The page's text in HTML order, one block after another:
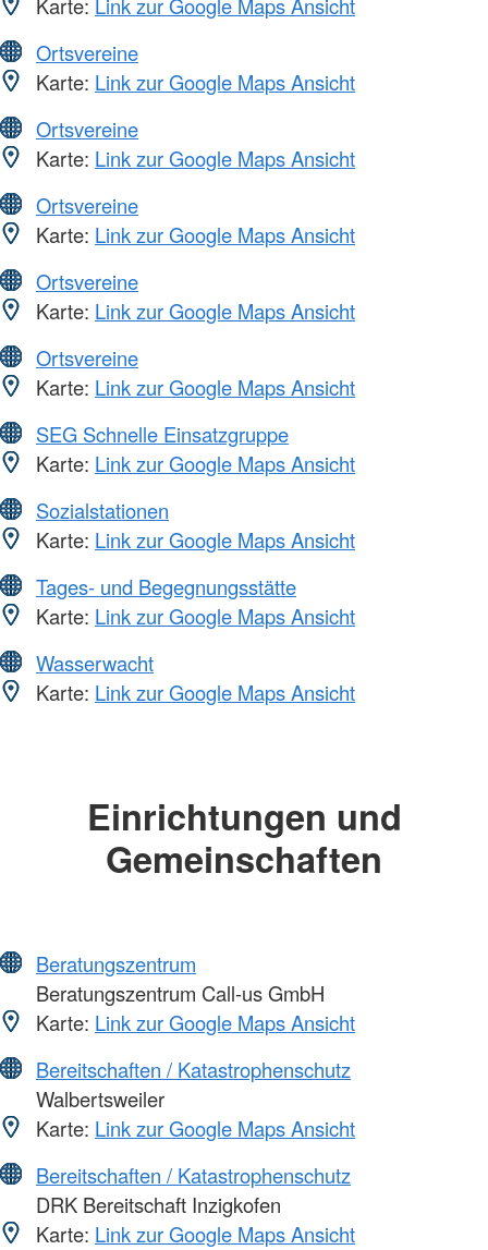
Ortsvereine
Karte: Link zur Google Maps Ansicht
Ortsvereine
Karte: Link zur Google Maps Ansicht
Ortsvereine
Karte: Link zur Google Maps Ansicht
Ortsvereine
Karte: Link zur Google Maps Ansicht
Ortsvereine
Karte: Link zur Google Maps Ansicht
SEG Schnelle Einsatzgruppe
Karte: Link zur Google Maps Ansicht
Sozialstationen
Karte: Link zur Google Maps Ansicht
Tages- und Begegnungsstätte
Karte: Link zur Google Maps Ansicht
Wasserwacht
Karte: Link zur Google Maps Ansicht
Einrichtungen und
Gemeinschaften
Beratungszentrum
Beratungszentrum Call-us GmbH
Karte: Link zur Google Maps Ansicht
Bereitschaften / Katastrophenschutz
Walbertsweiler
Karte: Link zur Google Maps Ansicht
Bereitschaften / Katastrophenschutz
DRK Bereitschaft Inzigkofen
Karte: Link zur Google Maps Ansicht